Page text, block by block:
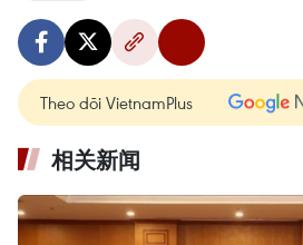
Theo dõi VietnamPlus
相关新闻